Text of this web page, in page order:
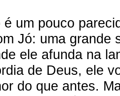
é um pouco
Jó: uma grande
ele afunda na
de Deus, ele
do que antes.